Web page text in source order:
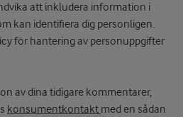
att inkludera information i
kan identifiera dig personligen.
för hantering av personuppgifter
av dina tidigare kommentarer,
konsumentkontakt med en sådan